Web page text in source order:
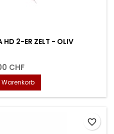
HD 2-ER ZELT - OLIV
CHF
favorite_border